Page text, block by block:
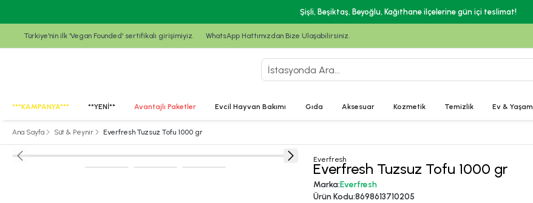
Şişli, Beşiktaş, Beyoğlu, Kağıthane ilçelerine gün içi teslimat!
Türkiye'nin ilk 'Vegan Founded' sertifikalı girişimiyiz. WhatsApp Hattımızdan Bize Ulaşabilirsiniz.
***KAMPANYA*** **YENİ** Avantajlı Paketler Evcil Hayvan Bakımı Gıda Aksesuar Kozmetik Temizlik Ev & Yaşam
Ana Sayfa Süt & Peynir Everfresh Tuzsuz Tofu 1000 gr
Everfresh
Everfresh Tuzsuz Tofu 1000 gr
Marka:Everfresh
Ürün Kodu:8698613710205